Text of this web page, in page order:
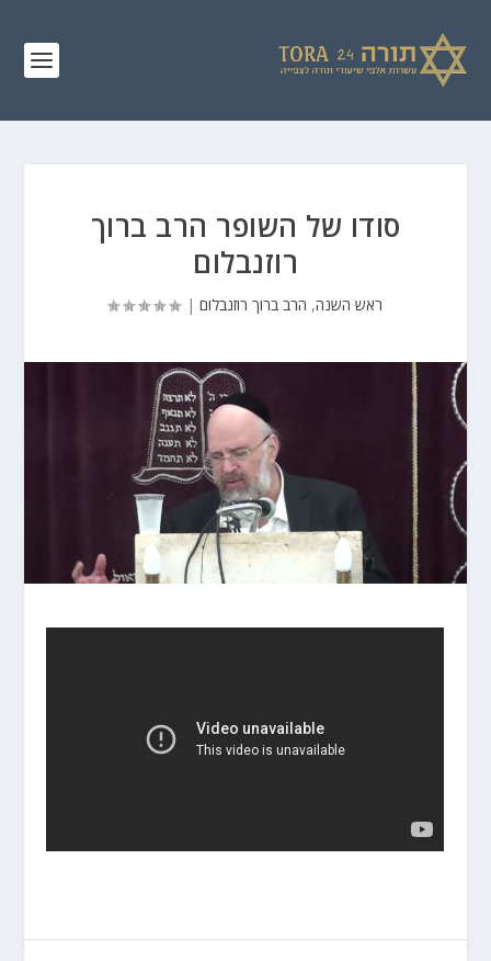
סודו של השופר הרב ברוך
רוזנבלום
ראש השנה, הרב ברוך רוזנבלום |